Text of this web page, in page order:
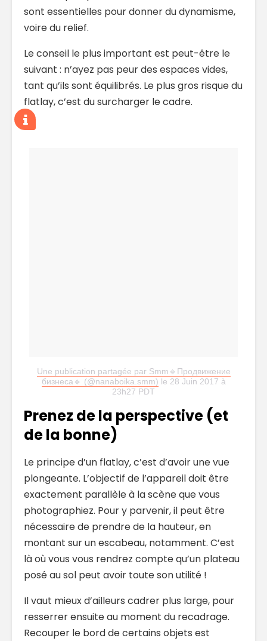
sont essentielles pour donner du dynamisme,
voire du relief.
Le conseil le plus important est peut-être le
suivant : n’ayez pas peur des espaces vides,
tant qu’ils sont équilibrés. Le plus gros risque du
flatlay, c’est du surcharger le cadre.
Une publication partagée par Smm🔹Продвижение
бизнеса🔹 (@nanaboika.smm) le 28 Juin 2017 à
23h27 PDT
Prenez de la perspective (et
de la bonne)
Le principe d’un flatlay, c’est d’avoir une vue
plongeante. L’objectif de l’appareil doit être
exactement parallèle à la scène que vous
photographiez. Pour y parvenir, il peut être
nécessaire de prendre de la hauteur, en
montant sur un escabeau, notamment. C’est
là où vous vous rendrez compte qu’un plateau
posé au sol peut avoir toute son utilité !
Il vaut mieux d’ailleurs cadrer plus large, pour
resserrer ensuite au moment du recadrage.
Recouper le bord de certains objets est